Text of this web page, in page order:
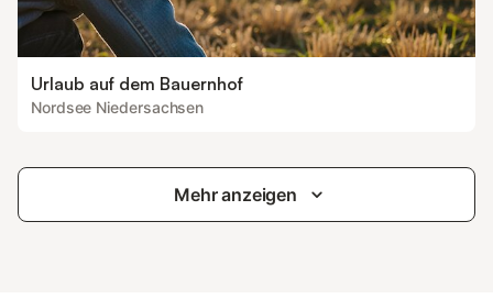
Urlaub auf dem Bauernhof
Nordsee Niedersachsen
Mehr anzeigen